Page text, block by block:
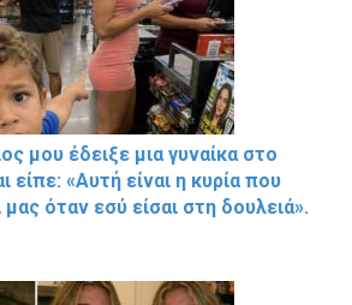
μου έδειξε μια γυναίκα στο
είπε: «Αυτή είναι η κυρία που
μας όταν εσύ είσαι στη δουλειά».